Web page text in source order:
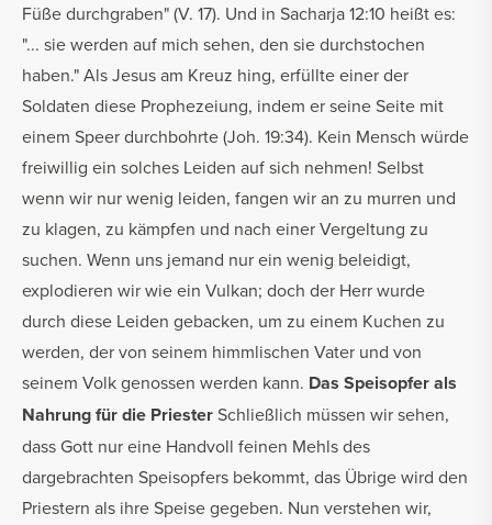
Füße durchgraben" (V. 17). Und in Sacharja 12:10 heißt es:
"... sie werden auf mich sehen, den sie durchstochen
haben." Als Jesus am Kreuz hing, erfüllte einer der
Soldaten diese Prophezeiung, indem er seine Seite mit
einem Speer durchbohrte (Joh. 19:34). Kein Mensch würde
freiwillig ein solches Leiden auf sich nehmen! Selbst
wenn wir nur wenig leiden, fangen wir an zu murren und
zu klagen, zu kämpfen und nach einer Vergeltung zu
suchen. Wenn uns jemand nur ein wenig beleidigt,
explodieren wir wie ein Vulkan; doch der Herr wurde
durch diese Leiden gebacken, um zu einem Kuchen zu
werden, der von seinem himmlischen Vater und von
seinem Volk genossen werden kann. Das Speisopfer als
Nahrung für die PriesterSchließlich müssen wir sehen,
dass Gott nur eine Handvoll feinen Mehls des
dargebrachten Speisopfers bekommt, das Übrige wird den
Priestern als ihre Speise gegeben. Nun verstehen wir,